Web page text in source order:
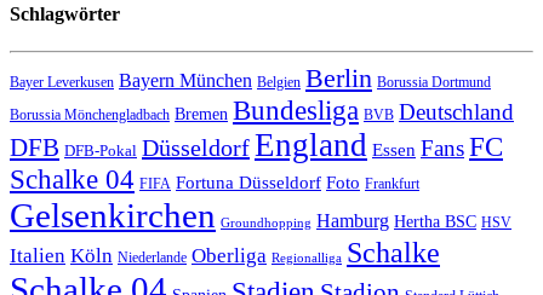
Schlagwörter
Bayer Leverkusen Bayern München Belgien Berlin Borussia Dortmund
Borussia Mönchengladbach Bremen Bundesliga BVB Deutschland
DFB DFB-Pokal DüsseldorfEngland Essen FansFC
Schalke 04 FIFA Fortuna Düsseldorf Foto Frankfurt
Gelsenkirchen Groundhopping Hamburg Hertha BSC HSV
Italien Köln Niederlande Oberliga Regionalliga Schalke